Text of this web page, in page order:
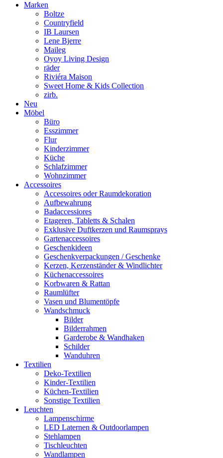
Marken
Boltze
Countryfield
IB Laursen
Lene Bjerre
Maileg
Oyoy Living Design
räder
Riviéra Maison
Sweet Home & Kids Collection
zirb.
Neu
Möbel
Büro
Esszimmer
Flur
Kinderzimmer
Küche
Schlafzimmer
Wohnzimmer
Accessoires
Accessoires oder Raumdekoration
Aufbewahrung
Badaccessiores
Etageren, Tabletts & Schalen
Exklusive Duftkerzen und Raumsprays
Gartenaccessoires
Geschenkideen
Geschenkverpackungen / Geschenke
Kerzen, Kerzenständer & Windlichter
Küchenaccessoires
Korbwaren & Rattan
Raumlüfter
Vasen und Blumentöpfe
Wandschmuck
Bilder
Bilderrahmen
Garderobe & Wandhaken
Schilder
Wanduhren
Textilien
Deko-Textilien
Kinder-Textilien
Küchen-Textilien
Sonstige Textilien
Leuchten
Lampenschirme
LED Laternen & Outdoorlampen
Stehlampen
Tischleuchten
Wandlampen